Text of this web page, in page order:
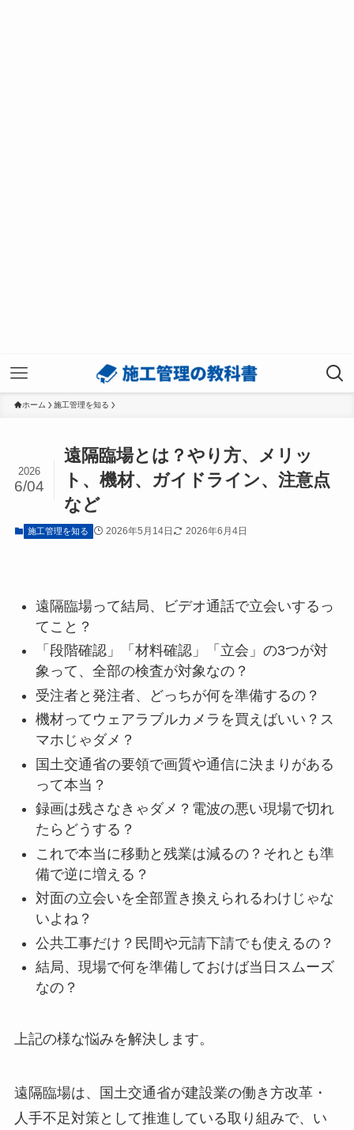
ホーム 施工管理を知る
遠隔臨場とは？やり方、メリッ
ト、機材、ガイドライン、注意点
など
2026
6/04
施工管理を知る 2026年5月14日 2026年6月4日
遠隔臨場って結局、ビデオ通話で立会いするっ
てこと？
「段階確認」「材料確認」「立会」の3つが対
象って、全部の検査が対象なの？
受注者と発注者、どっちが何を準備するの？
機材ってウェアラブルカメラを買えばいい？ス
マホじゃダメ？
国土交通省の要領で画質や通信に決まりがある
って本当？
録画は残さなきゃダメ？電波の悪い現場で切れ
たらどうする？
これで本当に移動と残業は減るの？それとも準
備で逆に増える？
対面の立会いを全部置き換えられるわけじゃな
いよね？
公共工事だけ？民間や元請下請でも使えるの？
結局、現場で何を準備しておけば当日スムーズ
なの？
上記の様な悩みを解決します。
遠隔臨場は、国土交通省が建設業の働き方改革・
人手不足対策として推進している取り組みで、い